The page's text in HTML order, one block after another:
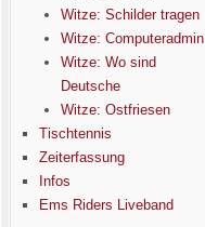
Witze: Schilder tragen
Witze: Computeradmin
Witze: Wo sind
Deutsche
Witze: Ostfriesen
Tischtennis
Zeiterfassung
Infos
Ems Riders Liveband